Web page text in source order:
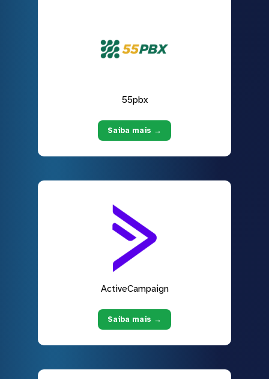
55pbx
Saiba mais →
ActiveCampaign
Saiba mais →